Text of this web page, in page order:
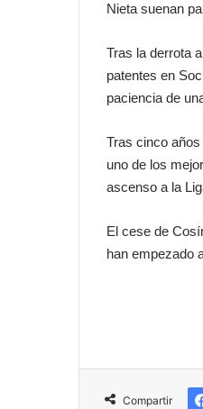
Nieta suenan
Tras la derrota
patentes en
paciencia de
Tras cinco
uno de los
ascenso a la
El cese de
han empezado
Compartir